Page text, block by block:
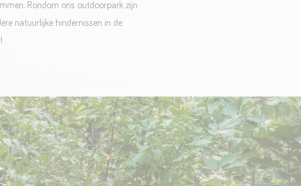
Rondom ons outdoorpark zijn
natuurlijke hindernissen in de